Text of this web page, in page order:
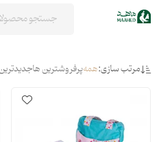
مرتب سازی:همهپرفروشترین ها